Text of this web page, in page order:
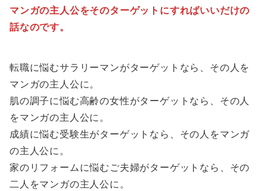
マンガの主人公をそのターゲットにすればいいだけの
話なのです。
転職に悩むサラリーマンがターゲットなら、その人を
マンガの主人公に。
肌の調子に悩む高齢の女性がターゲットなら、その人
をマンガの主人公に。
成績に悩む受験生がターゲットなら、その人をマンガ
の主人公に。
家のリフォームに悩むご夫婦がターゲットなら、その
二人をマンガの主人公に。